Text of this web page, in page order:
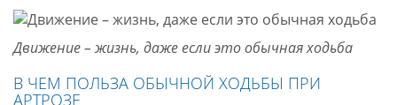
Движение – жизнь, даже если это обычная ходьба
В ЧЕМ ПОЛЬЗА ОБЫЧНОЙ ХОДЬБЫ ПРИ
АРТРОЗЕ